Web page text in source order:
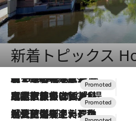
新着トピックス
2026.8.7
【トンボの足水浴】ヒノキの香りに包まれて涼感マックス！約13℃の湧水かけ流しを避暑地「星野温泉 トンボの湯」で体験
2026.7.31
【ホテル帰省】という選択肢をOMOが提案。家族とほどよい距離を保つには「昼は実家、夜は気兼ねなくホテルで！」
2026.7.24
【夏限定ディナーコース】旬を迎える稚鮎や花ズッキーニなどをイタリア・トスカーナの郷土料理の手法で満喫！